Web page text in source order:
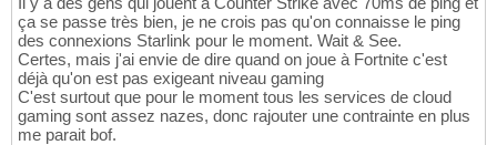
ça se passe très bien, je ne crois pas qu'on connaisse le ping
des connexions Starlink pour le moment. Wait & See.
Certes, mais j'ai envie de dire quand on joue à Fortnite c'est
déjà qu'on est pas exigeant niveau gaming
C'est surtout que pour le moment tous les services de cloud
gaming sont assez nazes, donc rajouter une contrainte en plus
me parait bof.